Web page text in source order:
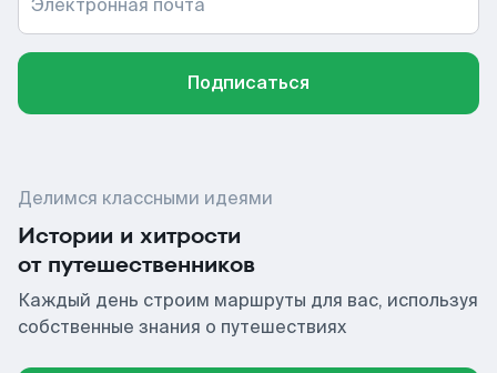
Электронная почта
Подписаться
Делимся классными идеями
Истории и хитрости
от путешественников
Каждый день строим маршруты для вас, используя
собственные знания о путешествиях